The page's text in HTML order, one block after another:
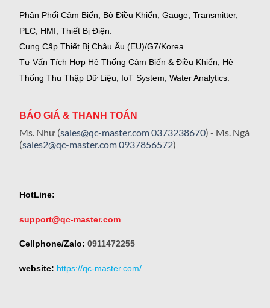
Phân Phối Cảm Biến, Bộ Điều Khiển, Gauge, Transmitter,
PLC, HMI, Thiết Bị Điện.
Cung Cấp Thiết Bị Châu Âu (EU)/G7/Korea.
Tư Vấn Tích Hợp Hệ Thống Cảm Biến & Điều Khiển, Hệ
Thống Thu Thập Dữ Liệu, IoT System, Water Analytics.
BÁO GIÁ & THANH TOÁN
Ms. Như (sales@qc-master.com0373238670) - Ms. Ngà
(sales2@qc-master.com0937856572)
HotLine:
support@qc-master.com
Cellphone/Zalo: 0911472255
website: https://qc-master.com/